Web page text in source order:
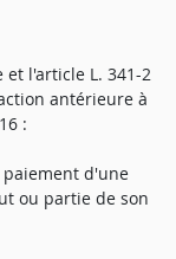
et l'article L. 341-2
antérieure à
:
paiement d'une
ou partie de son